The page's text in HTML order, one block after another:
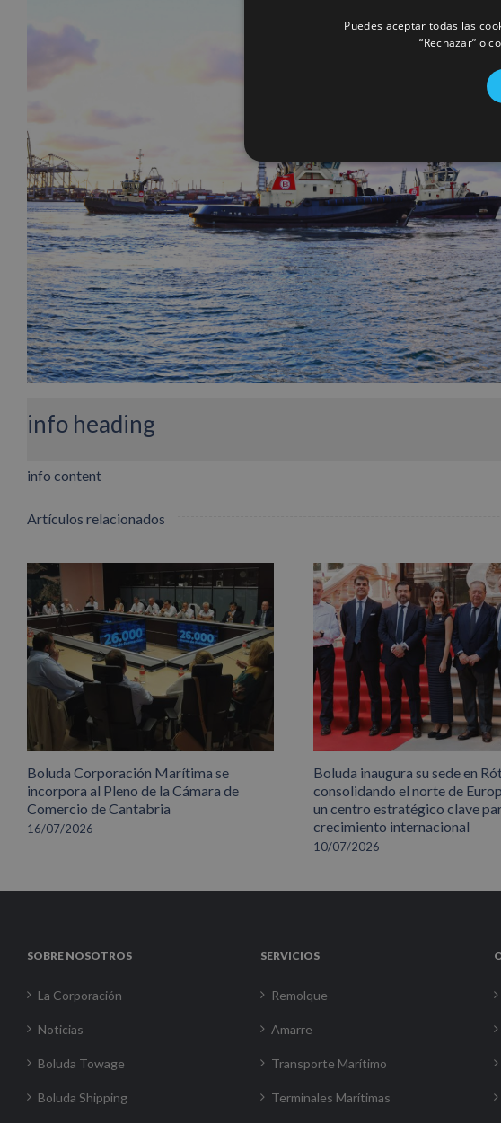
info heading
info content
Artículos relacionados
Boluda Corporación Marítima se
incorpora al Pleno de la Cámara de
Comercio de Cantabria
16/07/2026
Boluda inaugura su sede en
consolidando el norte de
un centro estratégico clave
crecimiento internacional
10/07/2026
SOBRE NOSOTROS
La Corporación
Noticias
Boluda Towage
Boluda Shipping
SERVICIOS
Remolque
Amarre
Transporte Marítimo
Terminales Marítimas
Puedes aceptar todas las
“Rechazar” o